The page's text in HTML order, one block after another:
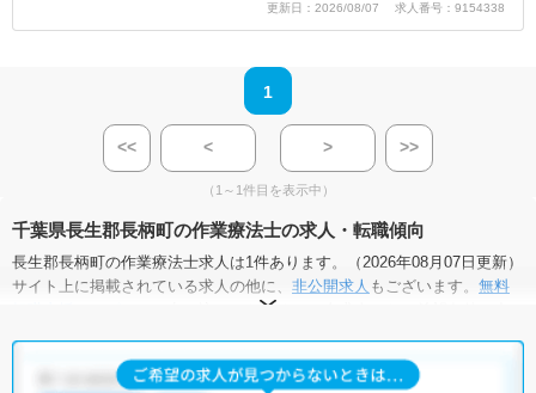
更新日：2026/08/07 求人番号：9154338
1
<< < > >>
（1～1件目を表示中）
千葉県長生郡長柄町の作業療法士の求人・転職傾向
長生郡長柄町の作業療法士求人は1件あります。（2026年08月07日更新）
サイト上に掲載されている求人の他に、 非公開求人 もございます。 無料
にお申し込みいただくと、全求人からご希望条件に合
長生郡長柄町の作業療法士求人では以下のような条件が人気です。